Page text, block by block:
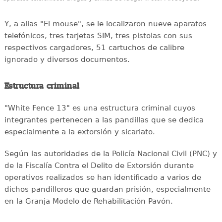
Y, a alias "El mouse", se le localizaron nueve aparatos
telefónicos, tres tarjetas SIM, tres pistolas con sus
respectivos cargadores, 51 cartuchos de calibre
ignorado y diversos documentos.
Estructura criminal
"White Fence 13" es una estructura criminal cuyos
integrantes pertenecen a las pandillas que se dedica
especialmente a la extorsión y sicariato.
Según las autoridades de la Policía Nacional Civil (PNC) y
de la Fiscalía Contra el Delito de Extorsión durante
operativos realizados se han identificado a varios de
dichos pandilleros que guardan prisión, especialmente
en la Granja Modelo de Rehabilitación Pavón.